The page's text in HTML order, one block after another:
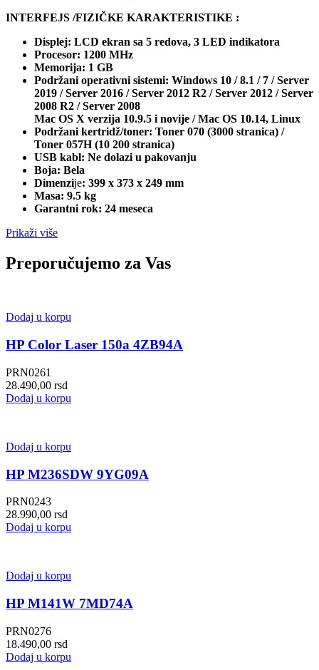
INTERFEJS /FIZIČKE KARAKTERISTIKE :
Displej: LCD ekran sa 5 redova, 3 LED indikatora
Procesor: 1200 MHz
Memorija: 1 GB
Podržani operativni sistemi: Windows 10 / 8.1 / 7 / Server
2019 / Server 2016 / Server 2012 R2 / Server 2012 / Server
2008 R2 / Server 2008
Mac OS X verzija 10.9.5 i novije / Mac OS 10.14, Linux
Podržani kertridž/toner: Toner 070 (3000 stranica) /
Toner 057H (10 200 stranica)
USB kabl: Ne dolazi u pakovanju
Boja: Bela
Dimenzije: 399 x 373 x 249 mm
Masa: 9.5 kg
Garantni rok: 24 meseca
Prikaži više
Preporučujemo za Vas
Dodaj u korpu
HP Color Laser 150a 4ZB94A
PRN0261
28.490,00 rsd
Dodaj u korpu
Dodaj u korpu
HP M236SDW 9YG09A
PRN0243
28.990,00 rsd
Dodaj u korpu
Dodaj u korpu
HP M141W 7MD74A
PRN0276
18.490,00 rsd
Dodaj u korpu